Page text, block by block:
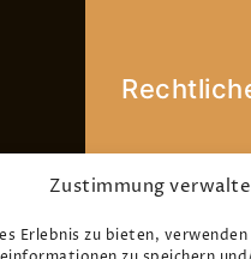
Zustimmung
Erlebnis zu bieten, verwenden